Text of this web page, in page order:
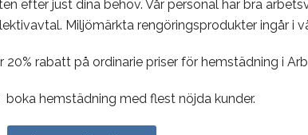
efter just dina behov. Vår personal har bra
Miljömärkta rengöringsprodukter ingår i
20% rabatt på ordinarie priser för hemstädning i
hemstädning med flest nöjda kunder.